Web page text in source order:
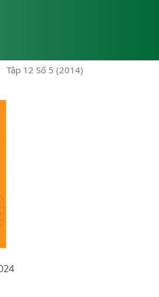
Tập 12 Số 5 (2014)